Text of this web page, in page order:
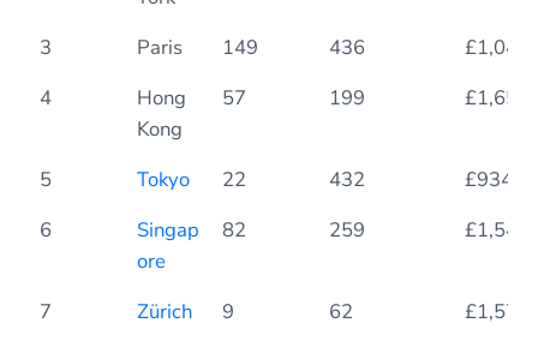
3 Paris 149 436
£1,045
4
Hong
Kong
57 199 £1,659
5 Tokyo 22 432
£934
6
Singap
ore
82 259 £1,545
7 Zürich 9 62
£1,572